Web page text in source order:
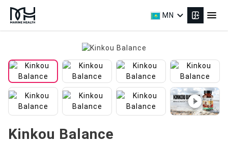
MN expand_more menu
play_circle_filled
Kinkou Balance